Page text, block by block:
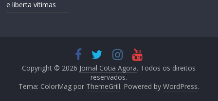
e liberta vítimas
Copyright © 2026 Jornal Cotia Agora. Todos os direitos
reservados.
Tema: ColorMag por ThemeGrill. Powered byWordPress.